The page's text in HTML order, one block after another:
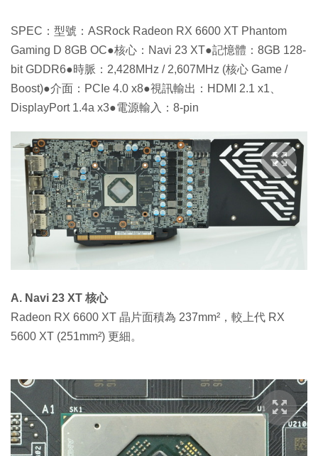
SPEC：型號：ASRock Radeon RX 6600 XT Phantom
Gaming D 8GB OC●核心：Navi 23 XT●記憶體：8GB 128-
bit GDDR6●時脈：2,428MHz / 2,607MHz (核心 Game /
Boost)●介面：PCIe 4.0 x8●視訊輸出：HDMI 2.1 x1、
DisplayPort 1.4a x3●電源輸入：8-pin
A. Navi 23 XT 核心
Radeon RX 6600 XT 晶片面積為 237mm²，較上代 RX
5600 XT (251mm²) 更細。